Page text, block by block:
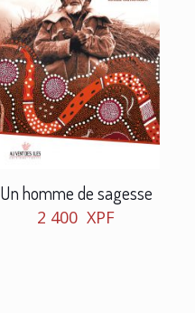
Un homme de sagesse
2 400 XPF